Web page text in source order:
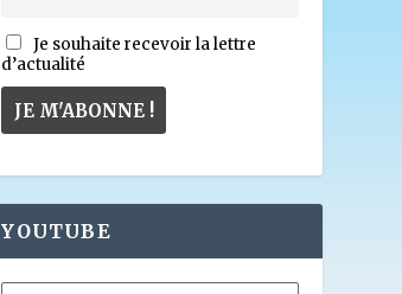
Je souhaite recevoir la lettre
d’actualité
YOUTUBE